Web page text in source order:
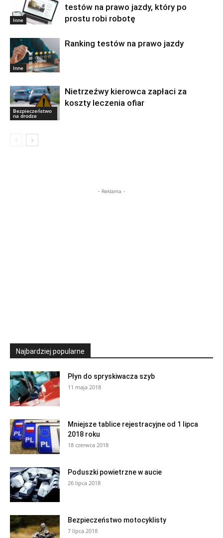
Inne
testów na prawo jazdy, który po
prostu robi robotę
Inne
Ranking testów na prawo jazdy
Bezpieczeństwo
na drodze
Nietrzeźwy kierowca zapłaci za
koszty leczenia ofiar
- Reklama -
Najbardziej popularne
Płyn do spryskiwacza szyb
11 maja 2018
Mniejsze tablice rejestracyjne od 1 lipca
2018 roku
18 czerwca 2018
Poduszki powietrzne w aucie
26 lipca 2018
Bezpieczeństwo motocyklisty
7 lipca 2018